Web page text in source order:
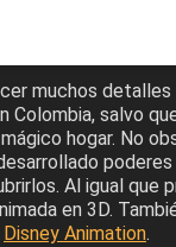
muchos
Colombia, salvo
hogar. No
Al igual que
en 3D.
Disney Animation.